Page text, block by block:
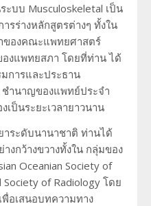
บบ Musculoskeletal เป็น
รร่างหลักสูตรต่างๆ ทั้งใน
องคณะแพทยศาสตร์
งแพทยสภา โดยที่ท่าน ได้
การและประธาน
ำนาญของแพทย์ประจำ
เป็นระยะเวลายาวนาน
าระดับนานาชาติ ท่านได้
งกว้างขวางทั้งใน กลุ่มของ
Oceanian Society of
of Radiology โดย
อเสนอบทความทาง